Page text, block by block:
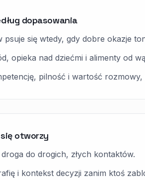
dopasowania
się wtedy, gdy dobre okazje
opieka nad dziećmi i alimenty od
pilność i wartość rozmowy,
otworzy
do drogich, złych kontaktów.
i kontekst decyzji zanim ktoś